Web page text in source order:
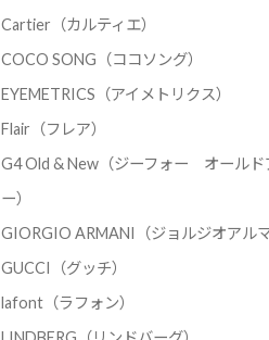
Cartier（カルティエ）
COCO SONG（ココソング）
EYEMETRICS（アイメトリクス）
Flair（フレア）
G4 Old & New（ジーフォー オールド
ー）
GIORGIO ARMANI（ジョルジオアルマ
GUCCI（グッチ）
lafont（ラフォン）